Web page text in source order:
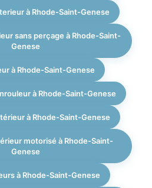
à Rhode-Saint-Genese
sans perçage à Rhode-Saint-
Genese
à Rhode-Saint-Genese
à Rhode-Saint-Genese
à Rhode-Saint-Genese
motorisé à Rhode-Saint-
Genese
à Rhode-Saint-Genese